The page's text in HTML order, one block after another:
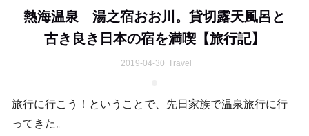
熱海温泉 湯之宿おお川。貸切露天風呂と
古き良き日本の宿を満喫【旅行記】
2019-04-30 Travel
旅行に行こう！ということで、先日家族で温泉旅行に行
ってきた。